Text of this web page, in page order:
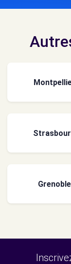
Grenoble